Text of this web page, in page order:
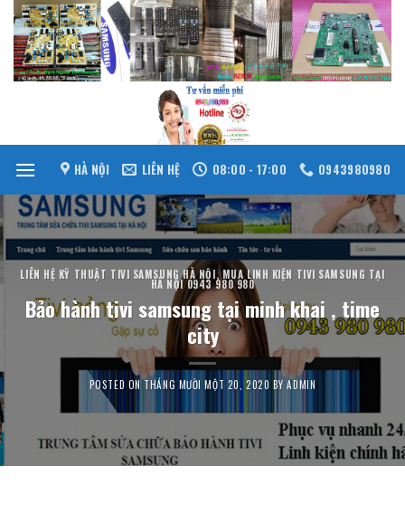
Skip
content
HÀ NỘI LIÊN HỆ 08:00 - 17:00 0943980980
LIÊN HỆ KỸ THUẬT TIVI SAMSUNG HÀ NỘI,MUA LINH KIỆN TIVI SAMSUNG TẠI
HÀ NỘI 0943 980 980
Bảo hành tivi samsung tại minh khai , time
city
POSTED ONTHÁNG MƯỜI MỘT 20, 2020 BYADMIN